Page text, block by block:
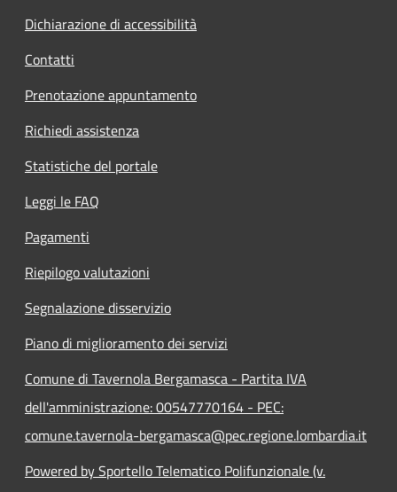
Dichiarazione di accessibilità
Contatti
Prenotazione appuntamento
Richiedi assistenza
Statistiche del portale
Leggi le FAQ
Pagamenti
Riepilogo valutazioni
Segnalazione disservizio
Piano di miglioramento dei servizi
Comune di Tavernola Bergamasca - Partita IVA
dell'amministrazione: 00547770164 - PEC:
comune.tavernola-bergamasca@pec.regione.lombardia.it
Powered by Sportello Telematico Polifunzionale (v.